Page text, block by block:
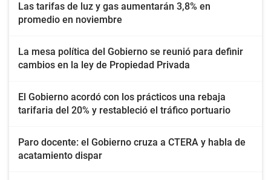
Las tarifas de luz y gas aumentarán 3,8% en
promedio en noviembre
La mesa política del Gobierno se reunió para definir
cambios en la ley de Propiedad Privada
El Gobierno acordó con los prácticos una rebaja
tarifaria del 20% y restableció el tráfico portuario
Paro docente: el Gobierno cruza a CTERA y habla de
acatamiento dispar